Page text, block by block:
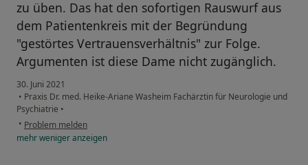
zu üben. Das hat den sofortigen Rauswurf aus
dem Patientenkreis mit der Begründung
"gestörtes Vertrauensverhältnis" zur Folge.
Argumenten ist diese Dame nicht zugänglich.
30. Juni 2021
• Praxis Dr. med. Heike-Ariane Washeim Fachärztin für Neurologie und
Psychiatrie •
• Problem melden
mehrwenigeranzeigen